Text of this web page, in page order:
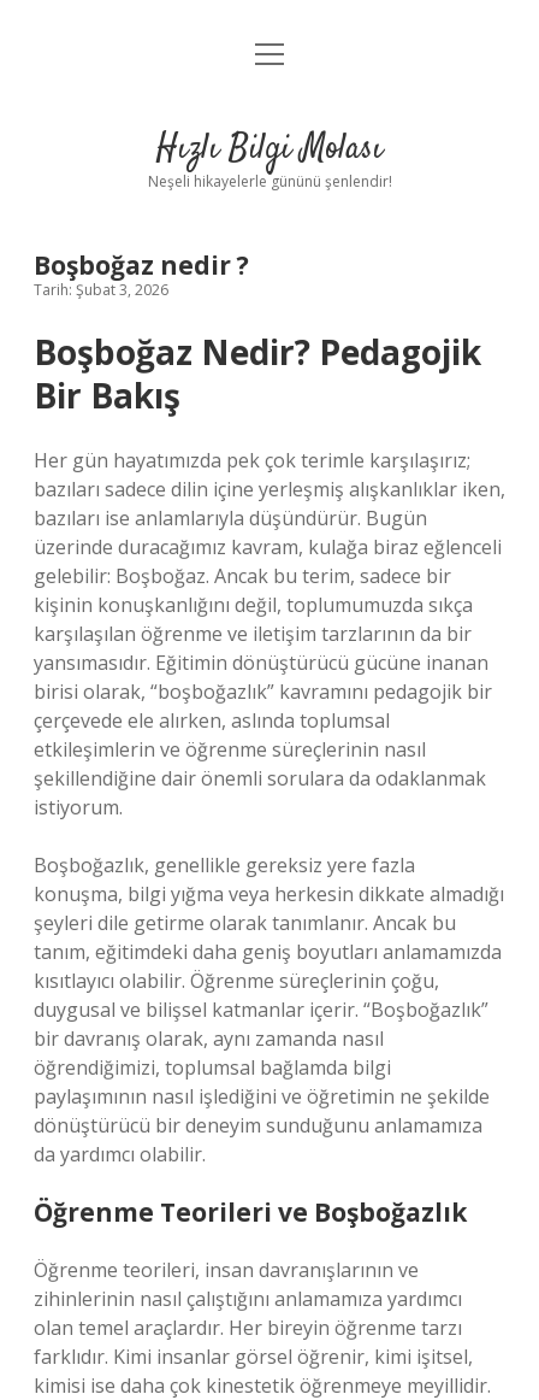
Anasayfa
Yasal Uyarı
menüyü
Hızlı Bilgi Molası
Neşeli hikayelerle gününü şenlendir!
Boşboğaz nedir ?
Tarih: Şubat 3, 2026
Boşboğaz Nedir? Pedagojik
Bir Bakış
Her gün hayatımızda pek çok terimle karşılaşırız;
bazıları sadece dilin içine yerleşmiş alışkanlıklar iken,
bazıları ise anlamlarıyla düşündürür. Bugün
üzerinde duracağımız kavram, kulağa biraz eğlenceli
gelebilir: Boşboğaz. Ancak bu terim, sadece bir
kişinin konuşkanlığını değil, toplumumuzda sıkça
karşılaşılan öğrenme ve iletişim tarzlarının da bir
yansımasıdır. Eğitimin dönüştürücü gücüne inanan
birisi olarak, “boşboğazlık” kavramını pedagojik bir
çerçevede ele alırken, aslında toplumsal
etkileşimlerin ve öğrenme süreçlerinin nasıl
şekillendiğine dair önemli sorulara da odaklanmak
istiyorum.
Boşboğazlık, genellikle gereksiz yere fazla
konuşma, bilgi yığma veya herkesin dikkate almadığı
şeyleri dile getirme olarak tanımlanır. Ancak bu
tanım, eğitimdeki daha geniş boyutları anlamamızda
kısıtlayıcı olabilir. Öğrenme süreçlerinin çoğu,
duygusal ve bilişsel katmanlar içerir. “Boşboğazlık”
bir davranış olarak, aynı zamanda nasıl
öğrendiğimizi, toplumsal bağlamda bilgi
paylaşımının nasıl işlediğini ve öğretimin ne şekilde
dönüştürücü bir deneyim sunduğunu anlamamıza
da yardımcı olabilir.
Öğrenme Teorileri ve Boşboğazlık
Öğrenme teorileri, insan davranışlarının ve
zihinlerinin nasıl çalıştığını anlamamıza yardımcı
olan temel araçlardır. Her bireyin öğrenme tarzı
farklıdır. Kimi insanlar görsel öğrenir, kimi işitsel,
kimisi ise daha çok kinestetik öğrenmeye meyillidir.